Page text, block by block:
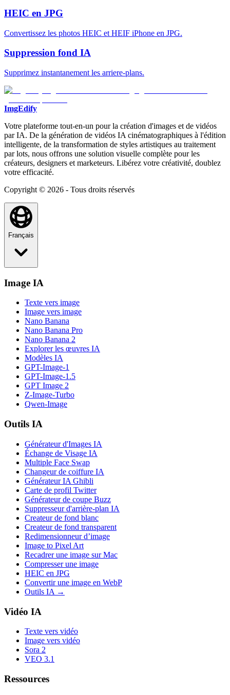
HEIC en JPG
Convertissez les photos HEIC et HEIF iPhone en JPG.
Suppression fond IA
Supprimez instantanement les arriere-plans.
ImgEdify
Votre plateforme tout-en-un pour la création d'images et de vidéos
par IA. De la génération de vidéos IA cinématographiques à l'édition
intelligente, de la transformation de styles artistiques au traitement
par lots, nous offrons une solution visuelle complète pour les
créateurs, designers et marketeurs. Libérez votre créativité, doublez
votre efficacité.
Copyright © 2026 - Tous droits réservés
Français
Image IA
Texte vers image
Image vers image
Nano Banana
Nano Banana Pro
Nano Banana 2
Explorer les œuvres IA
Modèles IA
GPT-Image-1
GPT-Image-1.5
GPT Image 2
Z-Image-Turbo
Qwen-Image
Outils IA
Générateur d'Images IA
Échange de Visage IA
Multiple Face Swap
Changeur de coiffure IA
Générateur IA Ghibli
Carte de profil Twitter
Générateur de coupe Buzz
Suppresseur d'arrière-plan IA
Createur de fond blanc
Createur de fond transparent
Redimensionneur d’image
Image to Pixel Art
Recadrer une image sur Mac
Compresser une image
HEIC en JPG
Convertir une image en WebP
Outils IA →
Vidéo IA
Texte vers vidéo
Image vers vidéo
Sora 2
VEO 3.1
Ressources